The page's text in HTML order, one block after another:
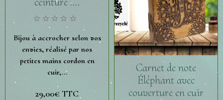
Bijou à accrocher selon vos
envies, réalisé par nos
petites mains cordon en
cuir,...
29,00€ TTC
Carnet de note
Éléphant avec
couverture en cuir